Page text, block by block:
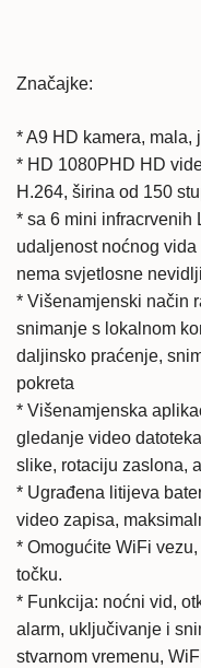
Značajke:
* A9 HD kamera, mala,
* HD 1080PHD HD
H.264, širina od 150
* sa 6 mini infracrvenih
udaljenost noćnog
nema svjetlosne
* Višenamjenski način
snimanje s lokalnom
daljinsko praćenje,
pokreta
* Višenamjenska
gledanje video
slike, rotaciju zaslona,
* Ugrađena litijeva
video zapisa,
* Omogućite WiFi
točku.
* Funkcija: noćni vid,
alarm, uključivanje i
stvarnom vremenu,